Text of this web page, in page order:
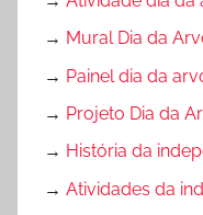
→ Mural Dia da
→ Painel dia da
→ Projeto Dia da
→ História da
→ Atividades da